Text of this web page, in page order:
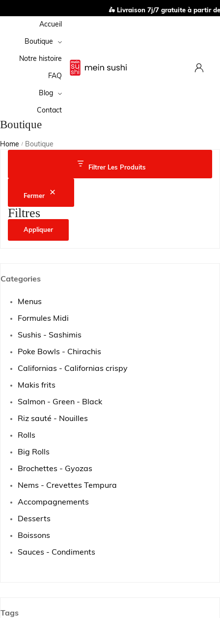
🛵 Livraison 7j/7 gratuite à partir de
Accueil
Boutique
Notre histoire
FAQ
Blog
Contact
Boutique
Home / Boutique
Filtrer Les Produits
Fermer
Filtres
Appliquer
Categories
Menus
Formules Midi
Sushis - Sashimis
Poke Bowls - Chirachis
Californias - Californias crispy
Makis frits
Salmon - Green - Black
Riz sauté - Nouilles
Rolls
Big Rolls
Brochettes - Gyozas
Nems - Crevettes Tempura
Accompagnements
Desserts
Boissons
Sauces - Condiments
Tags